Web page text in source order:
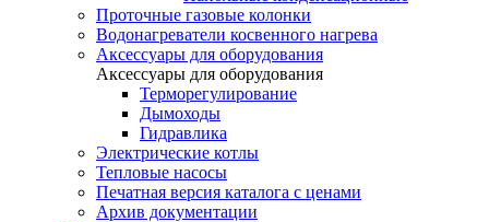
Проточные газовые колонки
Водонагреватели косвенного нагрева
Аксессуары для оборудования
Аксессуары для оборудования
Терморегулирование
Дымоходы
Гидравлика
Электрические котлы
Тепловые насосы
Печатная версия каталога с ценами
Архив документации